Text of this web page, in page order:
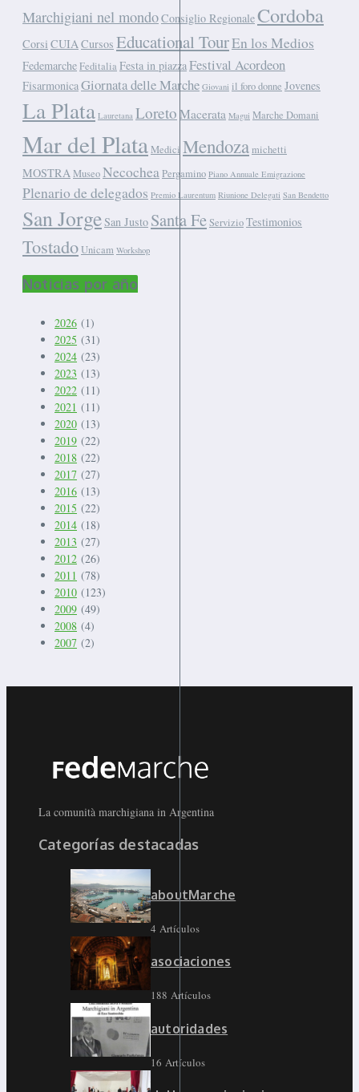
Marchigiani nel mondoConsiglio RegionaleCordoba
Corsi CUIA Cursos Educational TourEn los Medios
FedemarcheFeditaliaFesta in piazzaFestival Acordeon
FisarmonicaGiornata delle Marche Giovani il foro donne Jovenes
La Plata Lauretana Loreto Macerata Magui Marche Domani
Mar del PlataMedici Mendozamichetti
MOSTRA MuseoNecochea Pergamino Piano Annuale Emigrazione
Plenario de delegados Premio Laurentum Riunione Delegati San Bendetto
San JorgeSan Justo Santa FeServizioTestimonios
TostadoUnicam Workshop
Noticias por año
2026 (1)
2025 (31)
2024 (23)
2023 (13)
2022 (11)
2021 (11)
2020 (13)
2019 (22)
2018 (22)
2017 (27)
2016 (13)
2015 (22)
2014 (18)
2013 (27)
2012 (26)
2011 (78)
2010 (123)
2009 (49)
2008 (4)
2007 (2)
La comunità marchigiana in Argentina
Categorías destacadas
aboutMarche
4 Artículos
asociaciones
188 Artículos
autoridades
16 Artículos